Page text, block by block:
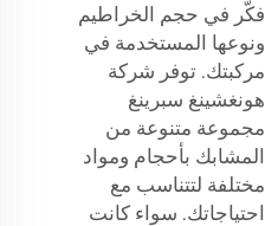
فكّر في حجم الخراطيم
ونوعها المستخدمة في
مركبتك. توفر شركة
هونغشينغ سبرينغ
مجموعة متنوعة من
المشابك بأحجام ومواد
مختلفة لتتناسب مع
احتياجاتك. سواء كانت